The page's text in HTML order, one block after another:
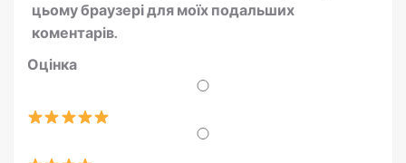
цьому браузері для моїх подальших
коментарів.
Оцінка